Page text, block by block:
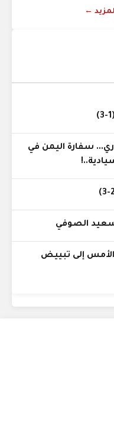
←
سفارة اليمن في
سعيد الصوفي
إلى تبييض